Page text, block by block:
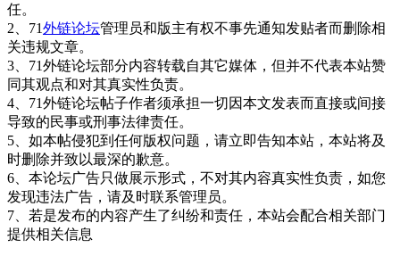
任。
2、71外链论坛管理员和版主有权不事先通知发贴者而删除相
关违规文章。
3、71外链论坛部分内容转载自其它媒体，但并不代表本站赞
同其观点和对其真实性负责。
4、71外链论坛帖子作者须承担一切因本文发表而直接或间接
导致的民事或刑事法律责任。
5、如本帖侵犯到任何版权问题，请立即告知本站，本站将及
时删除并致以最深的歉意。
6、本论坛广告只做展示形式，不对其内容真实性负责，如您
发现违法广告，请及时联系管理员。​​​​​​​
7、若是发布的内容产生了纠纷和责任，本站会配合相关部门
提供相关信息